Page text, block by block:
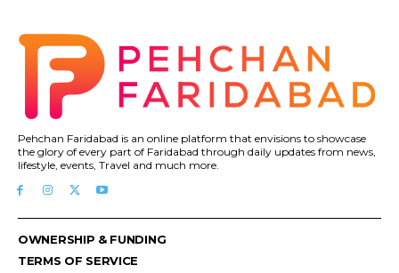
Pehchan Faridabad is an online platform that envisions to showcase
the glory of every part of Faridabad through daily updates from news,
lifestyle, events, Travel and much more.
OWNERSHIP & FUNDING
TERMS OF SERVICE